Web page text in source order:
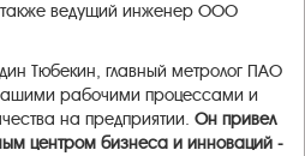
ведущий инженер ООО
Тюбекин, главный метролог ПАО
рабочими процессами и
на предприятии. Он привел
центром бизнеса и инноваций -